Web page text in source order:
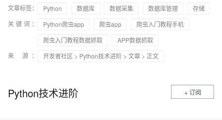
文章标签： Python 数据库 数据采集 数据库管理
存储
关键词：
Python爬虫app 爬虫app
爬虫入门教程手机
爬虫入门教程数据抓取
APP数据抓取
来 源：
开发者社区 > Python技术进阶 > 文章 > 正文
Python技术进阶 + 订阅